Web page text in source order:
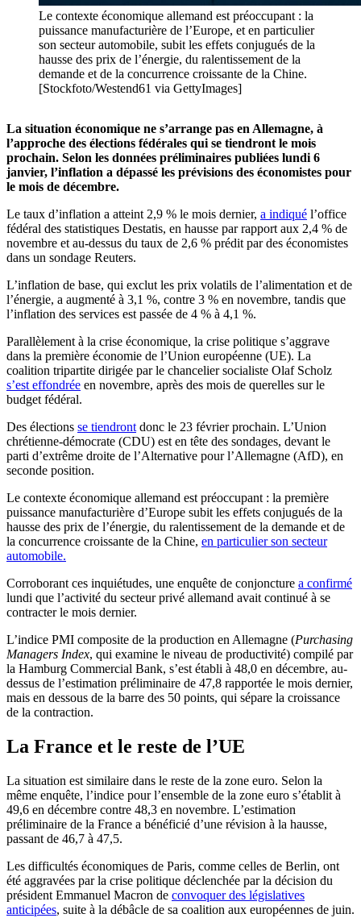
Le contexte économique allemand est préoccupant : la
puissance manufacturière de l’Europe, et en particulier
son secteur automobile, subit les effets conjugués de la
hausse des prix de l’énergie, du ralentissement de la
demande et de la concurrence croissante de la Chine.
[Stockfoto/Westend61 via GettyImages]
La situation économique ne s’arrange pas en Allemagne, à
l’approche des élections fédérales qui se tiendront le mois
prochain. Selon les données préliminaires publiées lundi 6
janvier, l’inflation a dépassé les prévisions des économistes pour
le mois de décembre.
Le taux d’inflation a atteint 2,9 % le mois dernier, a indiqué l’office
fédéral des statistiques Destatis, en hausse par rapport aux 2,4 % de
novembre et au-dessus du taux de 2,6 % prédit par des économistes
dans un sondage Reuters.
L’inflation de base, qui exclut les prix volatils de l’alimentation et de
l’énergie, a augmenté à 3,1 %, contre 3 % en novembre, tandis que
l’inflation des services est passée de 4 % à 4,1 %.
Parallèlement à la crise économique, la crise politique s’aggrave
dans la première économie de l’Union européenne (UE). La
coalition tripartite dirigée par le chancelier socialiste Olaf Scholz
s’est effondrée en novembre, après des mois de querelles sur le
budget fédéral.
Des élections se tiendront donc le 23 février prochain. L’Union
chrétienne-démocrate (CDU) est en tête des sondages, devant le
parti d’extrême droite de l’Alternative pour l’Allemagne (AfD), en
seconde position.
Le contexte économique allemand est préoccupant : la première
puissance manufacturière d’Europe subit les effets conjugués de la
hausse des prix de l’énergie, du ralentissement de la demande et de
la concurrence croissante de la Chine, en particulier son secteur
automobile.
Corroborant ces inquiétudes, une enquête de conjoncture a confirmé
lundi que l’activité du secteur privé allemand avait continué à se
contracter le mois dernier.
L’indice PMI composite de la production en Allemagne (Purchasing
Managers Index, qui examine le niveau de productivité) compilé par
la Hamburg Commercial Bank, s’est établi à 48,0 en décembre, au-
dessus de l’estimation préliminaire de 47,8 rapportée le mois dernier,
mais en dessous de la barre des 50 points, qui sépare la croissance
de la contraction.
La France et le reste de l’UE
La situation est similaire dans le reste de la zone euro. Selon la
même enquête, l’indice pour l’ensemble de la zone euro s’établit à
49,6 en décembre contre 48,3 en novembre. L’estimation
préliminaire de la France a bénéficié d’une révision à la hausse,
passant de 46,7 à 47,5.
Les difficultés économiques de Paris, comme celles de Berlin, ont
été aggravées par la crise politique déclenchée par la décision du
président Emmanuel Macron de convoquer des législatives
anticipées, suite à la débâcle de sa coalition aux européennes de juin.